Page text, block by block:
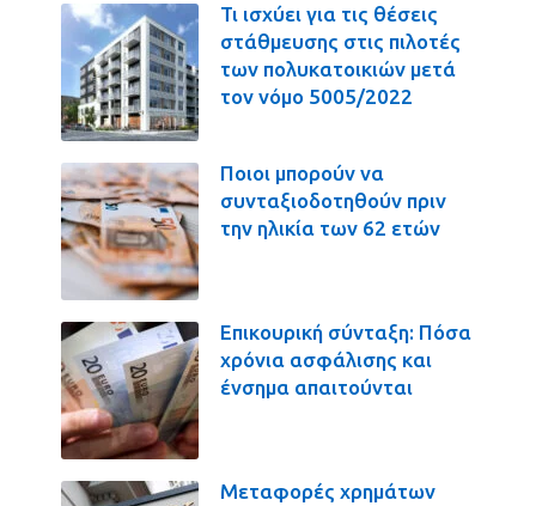
Τι ισχύει για τις θέσεις
στάθμευσης στις πιλοτές
των πολυκατοικιών μετά
τον νόμο 5005/2022
Ποιοι μπορούν να
συνταξιοδοτηθούν πριν
την ηλικία των 62 ετών
Επικουρική σύνταξη: Πόσα
χρόνια ασφάλισης και
ένσημα απαιτούνται
Μεταφορές χρημάτων